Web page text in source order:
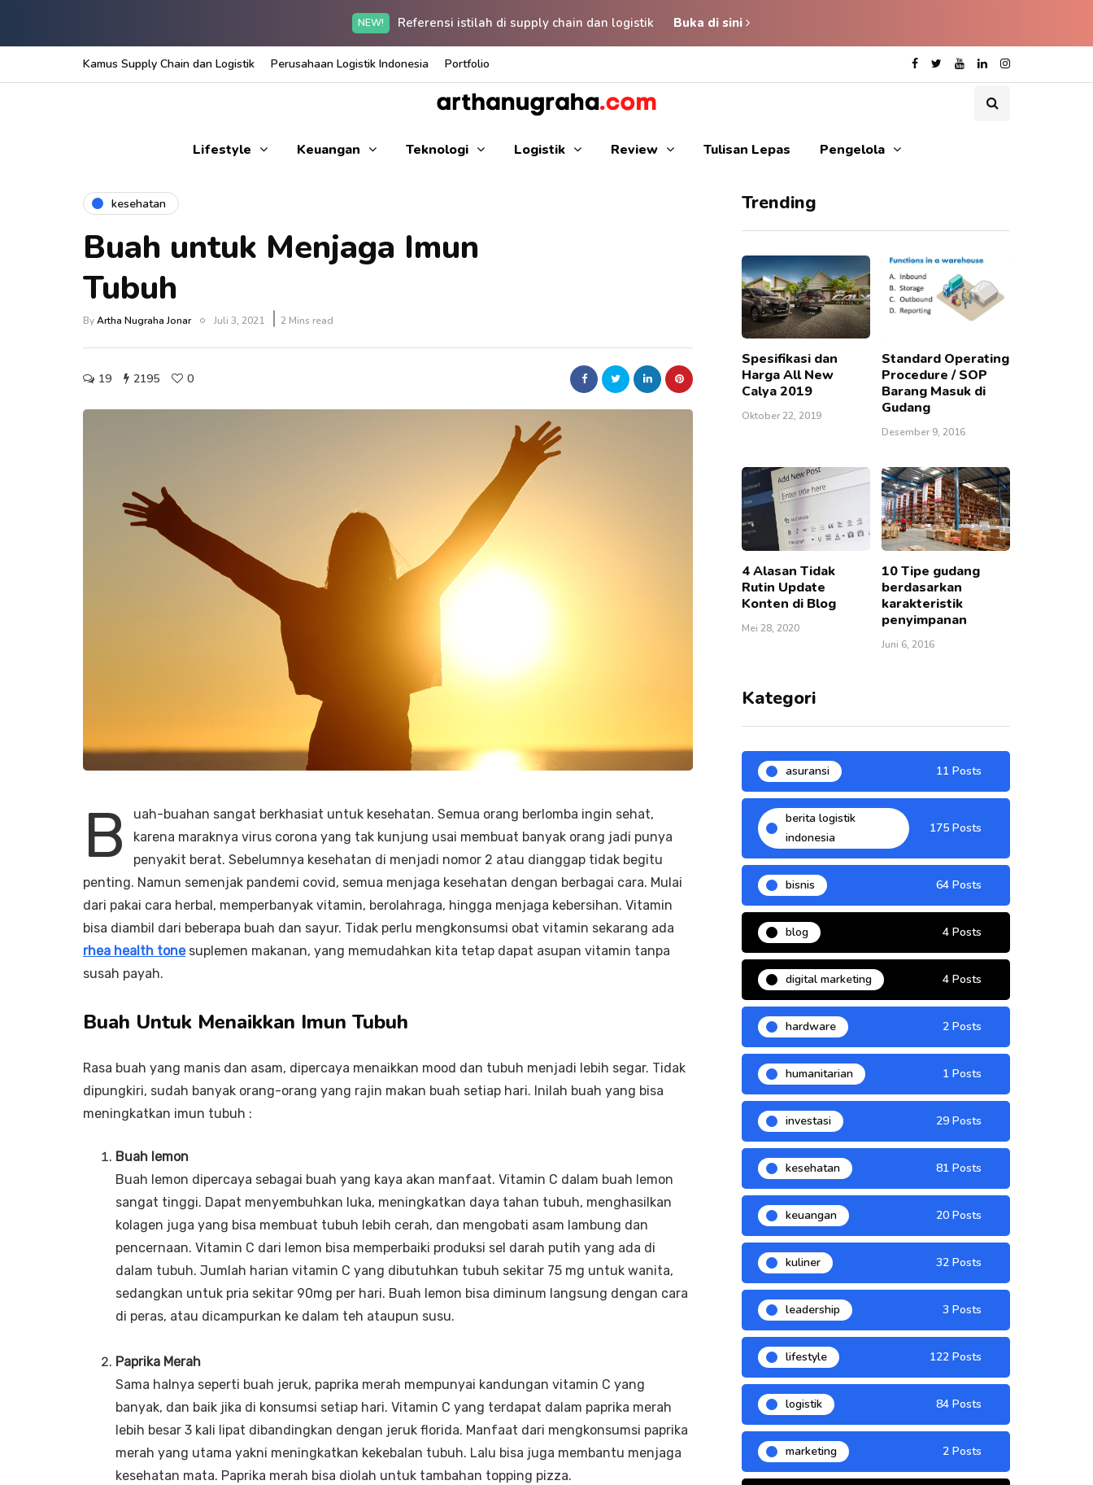
NEW! Referensi istilah di supply chain dan logistik Buka di sini
Kamus Supply Chain dan Logistik Perusahaan Logistik Indonesia Portfolio
Lifestyle Keuangan Teknologi Logistik Review Tulisan Lepas Pengelola
kesehatan
Buah untuk Menjaga Imun
Tubuh
ByArtha Nugraha Jonar Juli 3, 2021 2 Mins read
19 2195 0
B
uah-buahan sangat berkhasiat untuk kesehatan. Semua orang berlomba ingin sehat,
karena maraknya virus corona yang tak kunjung usai membuat banyak orang jadi punya
penyakit berat. Sebelumnya kesehatan di menjadi nomor 2 atau dianggap tidak begitu
penting. Namun semenjak pandemi covid, semua menjaga kesehatan dengan berbagai cara. Mulai
dari pakai cara herbal, memperbanyak vitamin, berolahraga, hingga menjaga kebersihan. Vitamin
bisa diambil dari beberapa buah dan sayur. Tidak perlu mengkonsumsi obat vitamin sekarang ada
rhea health tonesuplemen makanan, yang memudahkan kita tetap dapat asupan vitamin tanpa
susah payah.
Buah Untuk Menaikkan Imun Tubuh
Rasa buah yang manis dan asam, dipercaya menaikkan mood dan tubuh menjadi lebih segar. Tidak
dipungkiri, sudah banyak orang-orang yang rajin makan buah setiap hari. Inilah buah yang bisa
meningkatkan imun tubuh :
Buah lemon
Buah lemon dipercaya sebagai buah yang kaya akan manfaat. Vitamin C dalam buah lemon
sangat tinggi. Dapat menyembuhkan luka, meningkatkan daya tahan tubuh, menghasilkan
kolagen juga yang bisa membuat tubuh lebih cerah, dan mengobati asam lambung dan
pencernaan. Vitamin C dari lemon bisa memperbaiki produksi sel darah putih yang ada di
dalam tubuh. Jumlah harian vitamin C yang dibutuhkan tubuh sekitar 75 mg untuk wanita,
sedangkan untuk pria sekitar 90mg per hari. Buah lemon bisa diminum langsung dengan cara
di peras, atau dicampurkan ke dalam teh ataupun susu.
Paprika Merah
Sama halnya seperti buah jeruk, paprika merah mempunyai kandungan vitamin C yang
banyak, dan baik jika di konsumsi setiap hari. Vitamin C yang terdapat dalam paprika merah
lebih besar 3 kali lipat dibandingkan dengan jeruk florida. Manfaat dari mengkonsumsi paprika
merah yang utama yakni meningkatkan kekebalan tubuh. Lalu bisa juga membantu menjaga
kesehatan mata. Paprika merah bisa diolah untuk tambahan topping pizza.
Trending
Spesifikasi dan
Harga All New
Calya 2019
Oktober 22, 2019
Standard Operating
Procedure / SOP
Barang Masuk di
Gudang
Desember 9, 2016
4 Alasan Tidak
Rutin Update
Konten di Blog
Mei 28, 2020
10 Tipe gudang
berdasarkan
karakteristik
penyimpanan
Juni 6, 2016
Kategori
asuransi 11 Posts
berita logistik
indonesia
175 Posts
bisnis 64 Posts
blog 4 Posts
digital marketing 4 Posts
hardware 2 Posts
humanitarian 1 Posts
investasi 29 Posts
kesehatan 81 Posts
keuangan 20 Posts
kuliner 32 Posts
leadership 3 Posts
lifestyle 122 Posts
logistik 84 Posts
marketing 2 Posts